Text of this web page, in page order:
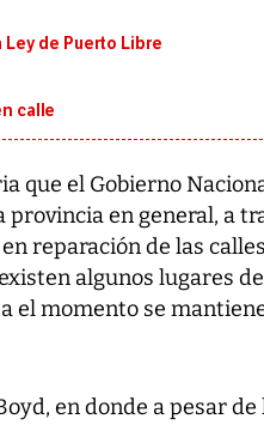
Ley de Puerto Libre
calle
que el Gobierno
provincia en general, a
reparación de las
algunos lugares
el momento se
en donde a pesar